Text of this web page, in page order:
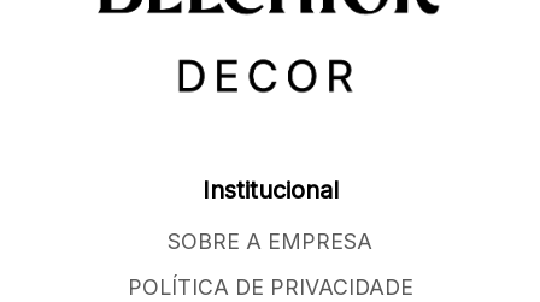
Institucional
SOBRE A EMPRESA
POLÍTICA DE PRIVACIDADE